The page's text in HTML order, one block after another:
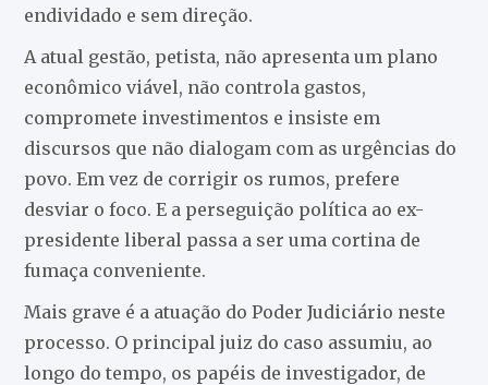
endividado e sem direção.
A atual gestão, petista, não apresenta um plano
econômico viável, não controla gastos,
compromete investimentos e insiste em
discursos que não dialogam com as urgências do
povo. Em vez de corrigir os rumos, prefere
desviar o foco. E a perseguição política ao ex-
presidente liberal passa a ser uma cortina de
fumaça conveniente.
Mais grave é a atuação do Poder Judiciário neste
processo. O principal juiz do caso assumiu, ao
longo do tempo, os papéis de investigador, de